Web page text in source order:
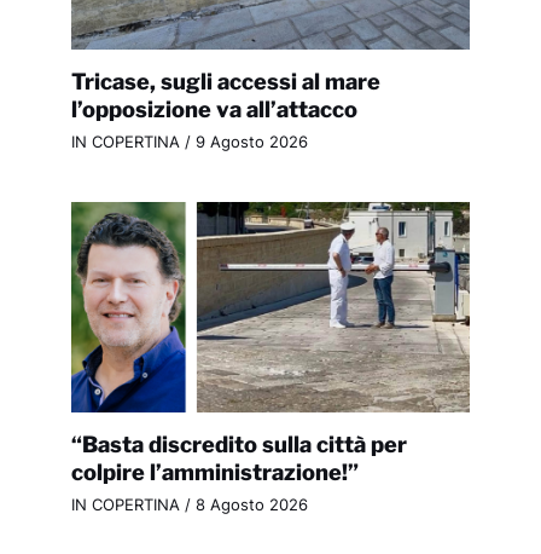
Tricase, sugli accessi al mare
l’opposizione va all’attacco
IN COPERTINA / 9 Agosto 2026
“Basta discredito sulla città per
colpire l’amministrazione!”
IN COPERTINA / 8 Agosto 2026